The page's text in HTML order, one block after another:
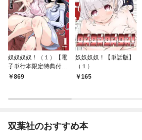
奴奴奴奴！（１）【電
子単行本限定特典付
き】869
奴奴奴奴！【単話版】
（１）
165
双葉社のおすすめ本